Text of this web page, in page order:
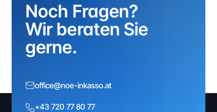
Noch Fragen?
Wir beraten Sie
gerne.
office@noe-inkasso.at
+43 720 77 80 77